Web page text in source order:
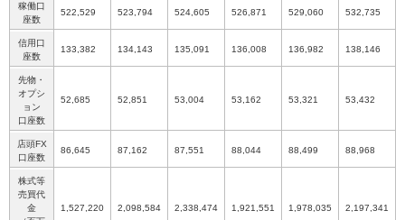
稼働口
座数
522,529 523,794 524,605 526,871 529,060 532,735
信用口
座数
133,382 134,143 135,091 136,008 136,982 138,146
先物・
オプシ
ョン
口座数
52,685 52,851 53,004 53,162 53,321 53,432
店頭FX
口座数
86,645 87,162 87,551 88,044 88,499 88,968
株式等
売買代
金
1,527,220 2,098,584 2,338,474 1,921,551 1,978,035 2,197,341